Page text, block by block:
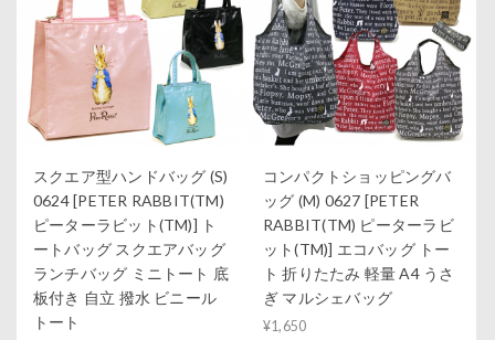
スクエア型ハンドバッグ (S)
0624 [PETER RABBIT(TM)
ピーターラビット(TM)] ト
ートバッグ スクエアバッグ
ランチバッグ ミニトート 底
板付き 自立 撥水 ビニール
トート
コンパクトショッピングバ
ッグ (M) 0627 [PETER
RABBIT(TM) ピーターラビ
ット(TM)] エコバッグ トー
ト 折りたたみ 軽量 A4 うさ
ぎ マルシェバッグ
¥1,650